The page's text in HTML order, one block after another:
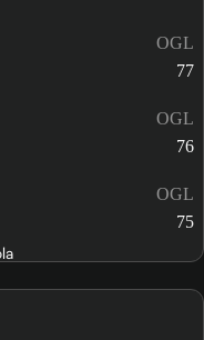
OGL
77
OGL
76
OGL
75